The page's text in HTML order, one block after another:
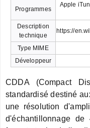
Programmes
Apple
Description
technique
https://
Type MIME
Développeur
CDDA (Compact
standardisé destiné
une résolution
d'échantillonnage